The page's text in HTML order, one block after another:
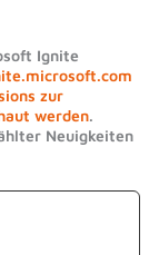
Ignite
zur
werden.
Neuigkeiten